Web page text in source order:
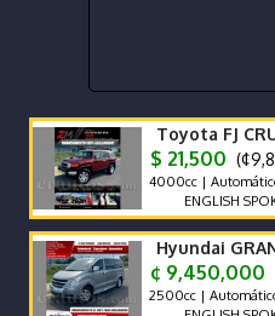
Toyota FJ
$ 21,500
4000cc |
ENGLISH
Hyundai
¢ 9,450,000
2500cc |